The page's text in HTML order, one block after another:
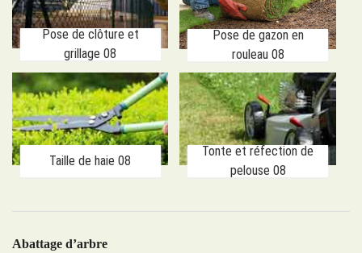
Pose de clôture et
grillage 08
Pose de gazon en
rouleau 08
Taille de haie 08
Tonte et réfection de
pelouse 08
Abattage d’arbre